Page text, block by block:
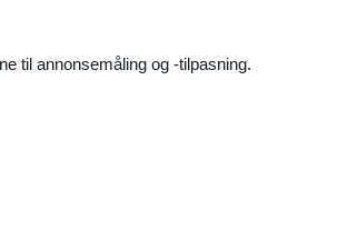
til annonsemåling og -tilpasning.